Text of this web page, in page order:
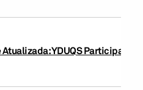
YDUQS